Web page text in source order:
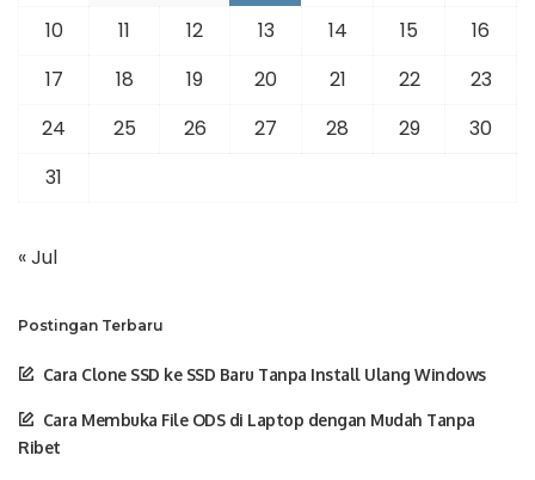
10
11 12 13 14 15
16
17
18 19 20 21 22
23
24
25 26 27 28 29
30
31
« Jul
Postingan Terbaru
Cara Clone SSD ke SSD Baru Tanpa Install Ulang Windows
Cara Membuka File ODS di Laptop dengan Mudah Tanpa
Ribet